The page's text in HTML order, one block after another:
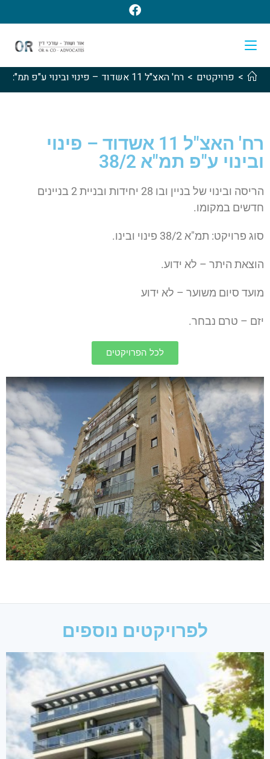
> פרויקטים > רח' האצ"ל 11 אשדוד – פינוי ובינוי ע"פ תמ"א 38/2
רח' האצ"ל 11 אשדוד – פינוי
ובינוי ע"פ תמ"א 38/2
הריסה ובינוי של בניין ובו יחידות ובניית
בניינים
חדשים במקומו.
סוג פרויקט: תמ"א פינוי ובינו.
הוצאת היתר – לא ידוע.
מועד סיום משוער – לא ידוע
יזם – טרם נבחר.
לכל הפרויקטים
לפרויקטים נוספים